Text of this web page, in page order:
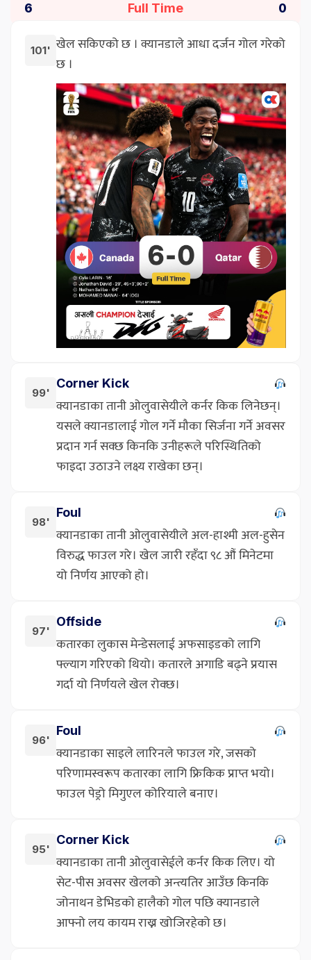
6 Full Time 0
101' खेल सकिएको छ । क्यानडाले आधा दर्जन गोल गरेको
छ ।
99'
Corner Kick
क्यानडाका तानी ओलुवासेयीले कर्नर किक लिनेछन्।
यसले क्यानडालाई गोल गर्ने मौका सिर्जना गर्ने अवसर
प्रदान गर्न सक्छ किनकि उनीहरूले परिस्थितिको
फाइदा उठाउने लक्ष्य राखेका छन्।
98'
Foul
क्यानडाका तानी ओलुवासेयीले अल-हाश्मी अल-हुसेन
विरुद्ध फाउल गरे। खेल जारी रहँदा ९८ औं मिनेटमा
यो निर्णय आएको हो।
97'
Offside
कतारका लुकास मेन्डेसलाई अफसाइडको लागि
फ्ल्याग गरिएको थियो। कतारले अगाडि बढ्ने प्रयास
गर्दा यो निर्णयले खेल रोक्छ।
96'
Foul
क्यानडाका साइले लारिनले फाउल गरे, जसको
परिणामस्वरूप कतारका लागि फ्रिकिक प्राप्त भयो।
फाउल पेड्रो मिगुएल कोरियाले बनाए।
95'
Corner Kick
क्यानडाका तानी ओलुवासेईले कर्नर किक लिए। यो
सेट-पीस अवसर खेलको अन्त्यतिर आउँछ किनकि
जोनाथन डेभिडको हालैको गोल पछि क्यानडाले
आफ्नो लय कायम राख्न खोजिरहेको छ।